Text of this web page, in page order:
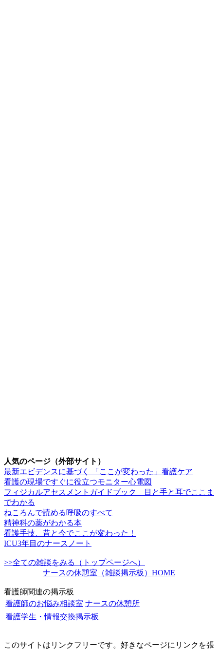
人気のページ（外部サイト）
最新エビデンスに基づく 「ここが変わった」看護ケア
看護の現場ですぐに役立つモニター心電図
フィジカルアセスメントガイドブック―目と手と耳でここま
でわかる
ねころんで読める呼吸のすべて
精神科の薬がわかる本
看護手技、昔と今でここが変わった！
ICU3年目のナースノート
>>全ての雑談をみる（トップページへ）
ナースの休憩室（雑談掲示板）HOME
看護師関連の掲示板
看護師のお悩み相談室 ナースの休憩所
看護学生・情報交換掲示板
このサイトはリンクフリーです。好きなページにリンクを張